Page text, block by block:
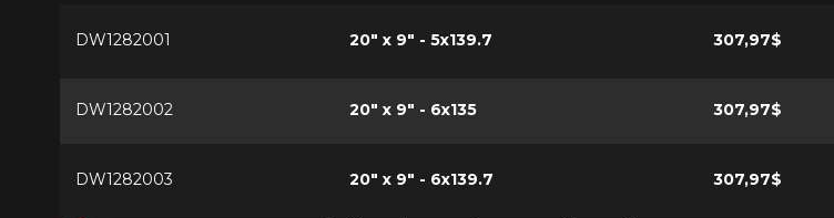
DW1282001 20" x 9" - 5x139.7 307,97$
DW1282002 20" x 9" - 6x135 307,97$
DW1282003 20" x 9" - 6x139.7 307,97$